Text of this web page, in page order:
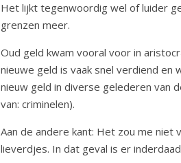
Het lijkt tegenwoordig wel of luider
grenzen meer.
Oud geld kwam vooral voor in
nieuwe geld is vaak snel verdiend
nieuw geld in diverse gelederen van
van: criminelen).
Aan de andere kant: Het zou me niet
lieverdjes. In dat geval is er